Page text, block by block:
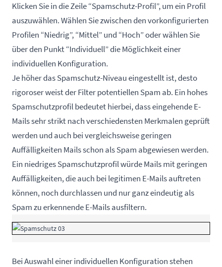
Klicken Sie in die Zeile “Spamschutz-Profil”, um ein Profil
auszuwählen. Wählen Sie zwischen den vorkonfigurierten
Profilen “Niedrig”, “Mittel” und “Hoch” oder wählen Sie
über den Punkt “Individuell” die Möglichkeit einer
individuellen Konfiguration.
Je höher das Spamschutz-Niveau eingestellt ist, desto
rigoroser weist der Filter potentiellen Spam ab. Ein hohes
Spamschutzprofil bedeutet hierbei, dass eingehende E-
Mails sehr strikt nach verschiedensten Merkmalen geprüft
werden und auch bei vergleichsweise geringen
Auffälligkeiten Mails schon als Spam abgewiesen werden.
Ein niedriges Spamschutzprofil würde Mails mit geringen
Auffälligkeiten, die auch bei legitimen E-Mails auftreten
können, noch durchlassen und nur ganz eindeutig als
Spam zu erkennende E-Mails ausfiltern.
Bei Auswahl einer individuellen Konfiguration stehen